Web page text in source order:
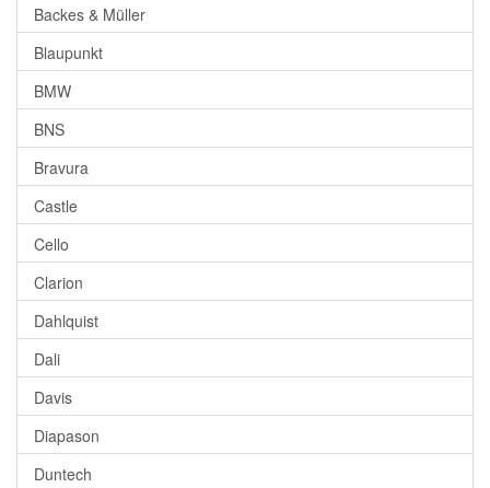
Backes & Müller
Blaupunkt
BMW
BNS
Bravura
Castle
Cello
Clarion
Dahlquist
Dali
Davis
Diapason
Duntech